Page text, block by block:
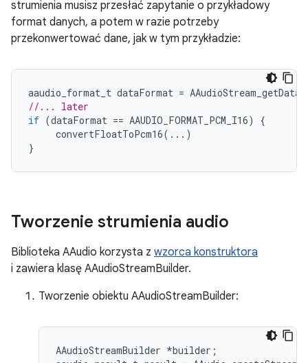
strumienia musisz przesłać zapytanie o przykładowy
format danych, a potem w razie potrzeby
przekonwertować dane, jak w tym przykładzie:
aaudio_format_t dataFormat =
//... later
if (dataFormat == AAUDIO_FORMAT_PCM_I16)
{
convertFloatToPcm16(...)
}
Tworzenie strumienia audio
Biblioteka AAudio korzysta z wzorca konstruktora
i zawiera klasę AAudioStreamBuilder.
Tworzenie obiektu AAudioStreamBuilder:
AAudioStreamBuilder *builder;